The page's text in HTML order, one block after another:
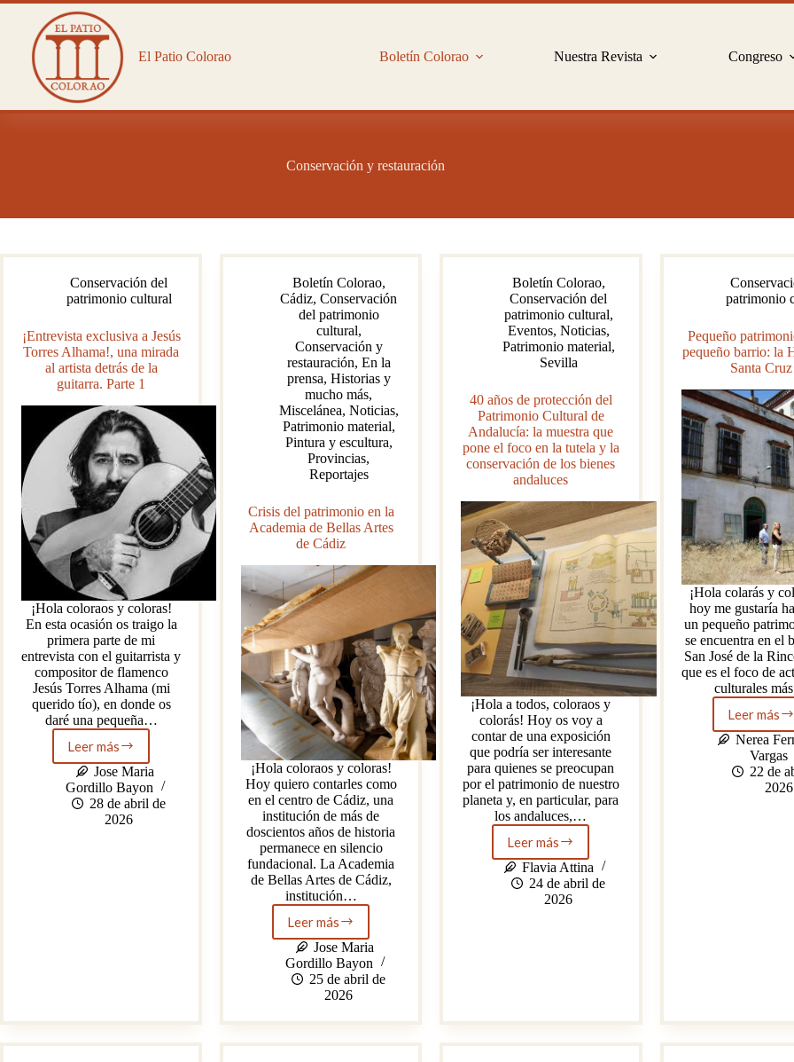
Saltar
contenido
El Patio Colorao
Boletín Colorao Nuestra Revista Congreso
Conservación y restauración
Conservación del
patrimonio cultural
¡Entrevista exclusiva a Jesús
Torres Alhama!, una mirada
al artista detrás de la
guitarra. Parte 1
¡Hola coloraos y coloras!
En esta ocasión os traigo la
primera parte de mi
entrevista con el guitarrista y
compositor de flamenco
Jesús Torres Alhama (mi
querido tío), en donde os
daré una pequeña…
Leer más¡Entrevista
exclusiva
a
Jesús
Torres
Jose Maria
Gordillo Bayon
28 de abril de
2026
Boletín Colorao,
Cádiz,Conservación
del patrimonio
cultural,
Conservación y
restauración, En la
prensa, Historias y
mucho más,
Miscelánea, Noticias,
Patrimonio material,
Pintura y escultura,
Provincias,
Reportajes
Crisis del patrimonio en la
Academia de Bellas Artes
de Cádiz
¡Hola coloraos y coloras!
Hoy quiero contarles como
en el centro de Cádiz, una
institución de más de
doscientos años de historia
permanece en silencio
fundacional. La Academia
de Bellas Artes de Cádiz,
institución…
Leer más
Crisis
del
patrimonio
en
la
de
Bellas
Jose Maria
Gordillo Bayon
25 de abril de
2026
Boletín Colorao,
Conservación del
patrimonio cultural,
Eventos, Noticias,
Patrimonio material,
Sevilla
40 años de protección del
Patrimonio Cultural de
Andalucía: la muestra que
pone el foco en la tutela y la
conservación de los bienes
andaluces
¡Hola a todos, coloraos y
colorás! Hoy os voy a
contar de una exposición
que podría ser interesante
para quienes se preocupan
por el patrimonio de nuestro
planeta y, en particular, para
los andaluces,…
Leer más
40
años
de
protección
que
pone
Flavia Attina
24 de abril de
2026
patrimonio
Pequeño
pequeño barrio: la
Santa Cruz
¡Hola colarás y
hoy me gustaría
un pequeño
se encuentra en el
San José de la
que es el foco de
culturales
Leer más
de
un
Nerea
Vargas
22 de
2026